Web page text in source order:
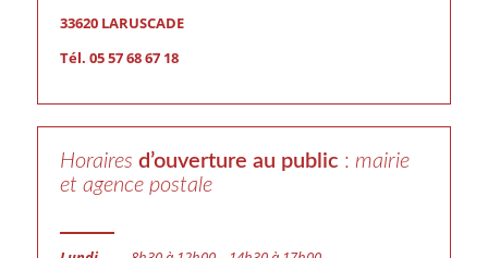
33620 LARUSCADE
Tél. 05 57 68 67 18
Horaires d’ouverture au public : mairie
et agence postale